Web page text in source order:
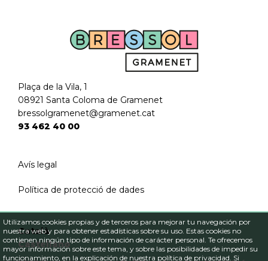
Utilizamos cookies propias y de terceros para mejorar tu navegación por
nuestra web y para obtener estadísticas sobre su uso. Estas cookies no
contienen ningún tipo de información de carácter personal. Te ofrecemos
mayor información sobre este tema, y sobre las posibilidades de impedir su
funcionamiento, en la explicación de nuestra política de privacidad. Si
Plaça de la Vila, 1
08921 Santa Coloma de Gramenet
bressolgramenet@gramenet.cat
93 462 40 00
Avís legal
Política de protecció de dades
Català
Castellano